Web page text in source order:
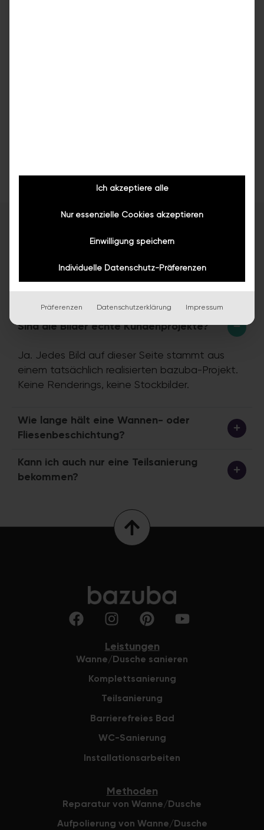
Gut zuwissen
Sind die Bilder echte Kundenprojekte?
Ja. Jedes Bild auf dieser Seite stammt aus
einem tatsächlich realisierten bazuba-Projekt.
Keine Renderings, keine Stockbilder.
Wie lange hält eine Wannen- oder
Fliesenbeschichtung?
Kann ich auch nur eine Teilsanierung
bekommen?
Leistungen
Wanne/Dusche sanieren
Komplettsanierung
Teilsanierung
Barrierefreies Bad
WC-Sanierung
Installationsarbeiten
Methoden
Reparatur von Wanne/Dusche
Aufpolierung von Wanne/Dusche
Ich akzeptiere alle
Nur essenzielle Cookies akzeptieren
Einwilligung speichern
Individuelle Datenschutz-Präferenzen
Präferenzen Datenschutzerklärung Impressum